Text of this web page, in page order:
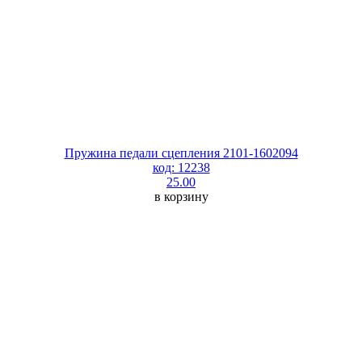
Пружина педали сцепления 2101-1602094
код: 12238
25.00
в корзину